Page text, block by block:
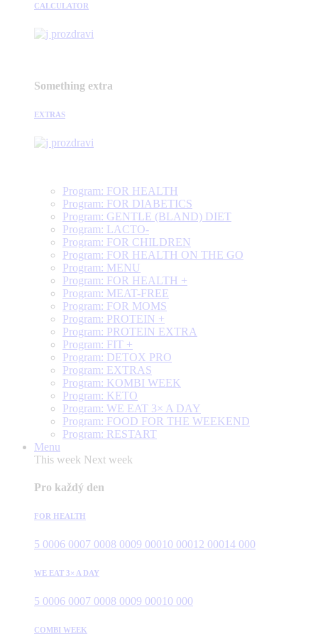
CALCULATOR
Something extra
EXTRAS
Program: FOR HEALTH
Program: FOR DIABETICS
Program: GENTLE (BLAND) DIET
Program: LACTO-
Program: FOR CHILDREN
Program: FOR HEALTH ON THE GO
Program: MENU
Program: FOR HEALTH +
Program: MEAT-FREE
Program: FOR MOMS
Program: PROTEIN +
Program: PROTEIN EXTRA
Program: FIT +
Program: DETOX PRO
Program: EXTRAS
Program: KOMBI WEEK
Program: KETO
Program: WE EAT 3× A DAY
Program: FOOD FOR THE WEEKEND
Program: RESTART
Menu
This week Next week
Pro každý den
FOR HEALTH
5 0006 0007 0008 0009 00010 00012 00014 000
WE EAT 3× A DAY
5 0006 0007 0008 0009 00010 000
COMBI WEEK